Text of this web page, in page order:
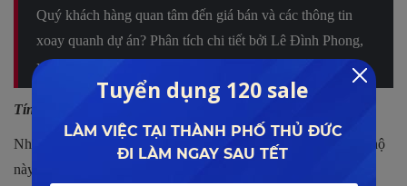
Quý khách hàng quan tâm đến giá bán và các thông tin
xoay quanh dự án? Phân tích chi tiết bởi Lê Đình Phong,
xem nhanh:
Tính thanh khoản căn hộ cao
Nhờ vào thế mạnh về hạ tầng, vị trí và quy hoạch mà khu căn hộ
này có tốc độ phát triển đáng kinh ngạc, nhiều yếu tố chờ tăng